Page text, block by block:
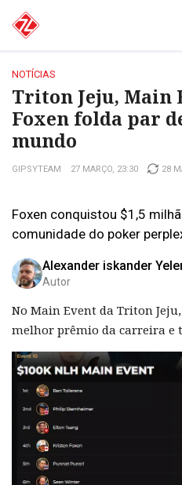
NOTÍCIAS
Triton Jeju, Main
Foxen folda par
mundo
GIPSYTEAM 27 MARÇO, 23:30 28
Foxen conquistou $1,5
comunidade do poker
Alexander iskander
Autor
No Main Event da Triton
melhor prêmio da carreira e